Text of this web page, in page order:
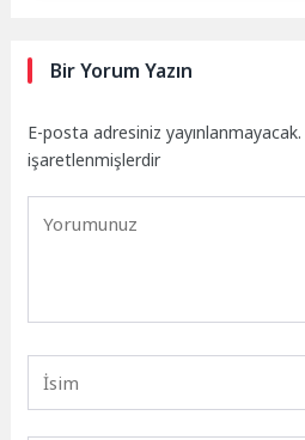
Bir Yorum Yazın
E-posta adresiniz yayınlanmayacak.
işaretlenmişlerdir